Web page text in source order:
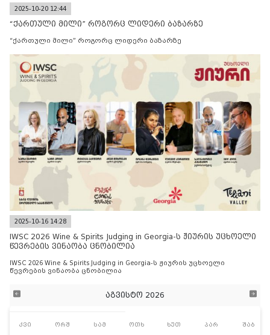
2025-10-20 12:44
“ქართული მილი” როგორც ლიდერი ბაზარზე
“ქართული მილი” როგორც ლიდერი ბაზარზე
2025-10-16 14:28
IWSC 2026 Wine & Spirits Judging in Georgia-ს ჟიურის უცხოელი
წევრების ვინაობა ცნობილია
IWSC 2026 Wine & Spirits Judging in Georgia-ს ჟიურის უცხოელი
წევრების ვინაობა ცნობილია
აგვისტო 2026
კვი ორშ სამ ოთხ ხუთ პარ შაბ